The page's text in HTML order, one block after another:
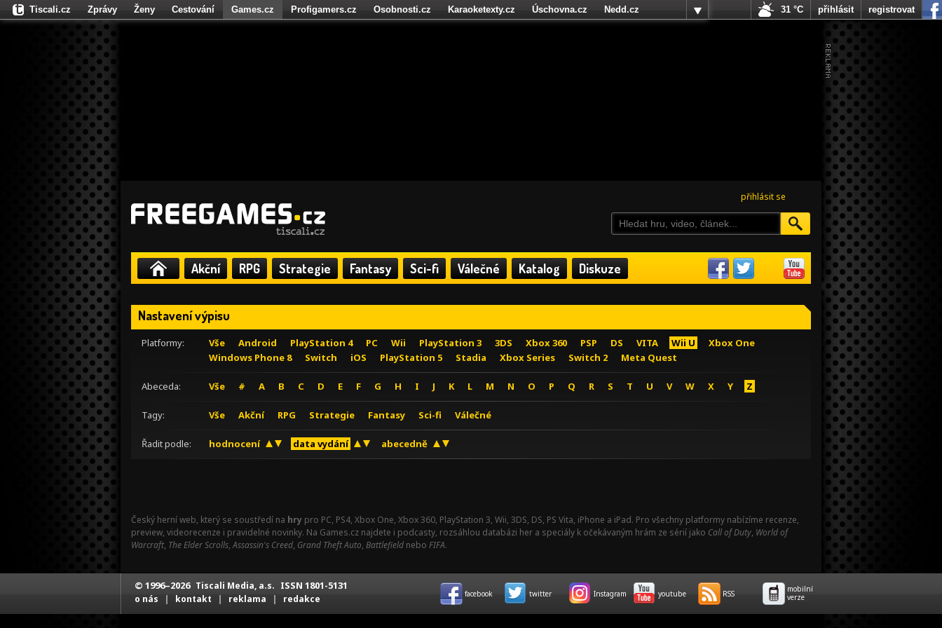
přihlásit se
Akční RPG Strategie Fantasy Sci-fi Válečné Katalog Diskuze
Nastavení výpisu
Platformy: Vše Android PlayStation 4 PC Wii PlayStation 3 3DS Xbox 360 PSP DS VITA Wii U
Xbox One
Windows Phone 8
Switch iOS PlayStation 5 Stadia Xbox Series Switch 2 Meta Quest
Abeceda: Vše # A B C D E F G H I J K L M N O P Q R S T U V W X Y Z
Tagy: Vše Akční RPG Strategie Fantasy Sci-fi Válečné
Řadit podle: hodnocení data vydání abecedně
Český herní web, který se soustředí na hry pro PC, PS4, Xbox One, Xbox 360, PlayStation 3, Wii, 3DS, DS, PS Vita, iPhone a iPad. Pro všechny platformy nabízíme recenze,
preview, videorecenze i pravidelné novinky. Na Games.cz najdete i podcasty, rozsáhlou databázi her a speciály k očekávaným hrám ze sérií jako Call of Duty, World of
Warcraft, The Elder Scrolls,Assassin's Creed, Grand Theft Auto, Battlefield nebo FIFA.
Tiscali.cz Zprávy Ženy Cestování Games.cz Profigamers.cz Osobnosti.cz Karaoketexty.cz Úschovna.cz
Nedd.cz
Fights.cz
31 °C přihlásit registrovat
© 1996–2026 Tiscali Media, a.s. ISSN 1801-5131
o nás | kontakt | reklama | redakce facebook twitter Instagram youtube RSS
mobilní
verze